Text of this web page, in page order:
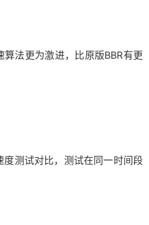
法更为激进，比原版BBR有更
度测试对比，测试在同一时间段